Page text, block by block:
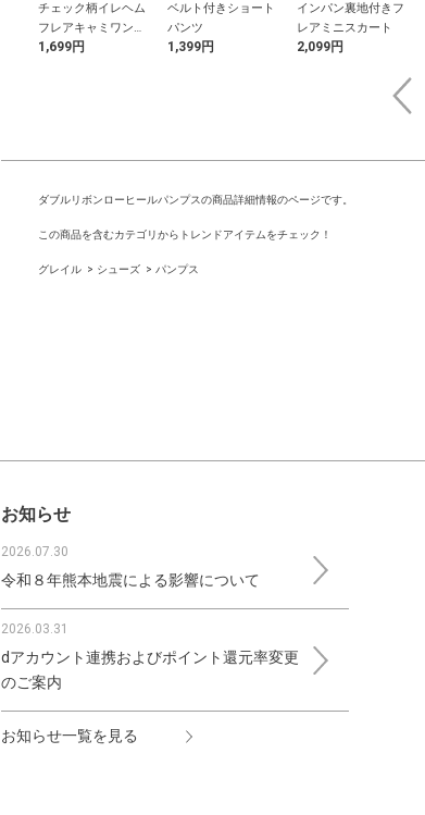
チェック柄イレヘム
フレアキャミワンピ
ース
1,699円
ベルト付きショート
パンツ
1,399円
インパン裏地付きフ
レアミニスカート
2,099円
ダブルリボンローヒールパンプスの商品詳細情報のページです。
この商品を含むカテゴリからトレンドアイテムをチェック！
グレイル シューズ パンプス
お知らせ
2026.07.30
令和８年熊本地震による影響について
2026.03.31
dアカウント連携およびポイント還元率変更
のご案内
お知らせ一覧を見る